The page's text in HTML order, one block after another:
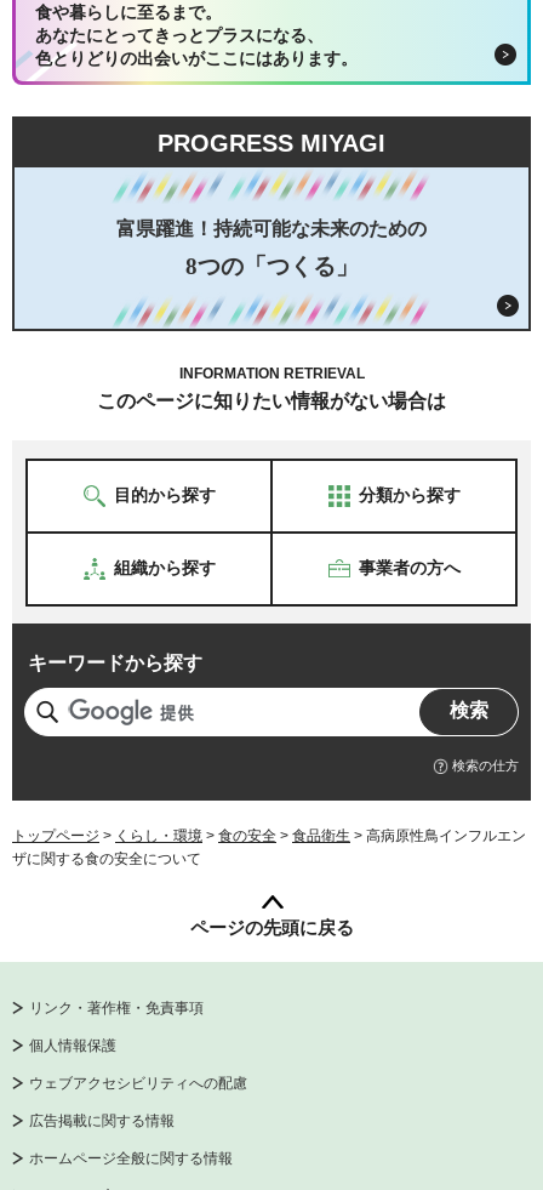
食や暮らしに至るまで。
あなたにとってきっとプラスになる、
色とりどりの出会いがここにはあります。
PROGRESS MIYAGI
富県躍進！持続可能な未来のための
8つの「つくる」
INFORMATION RETRIEVAL
このページに知りたい情報がない場合は
目的から探す 分類から探す
組織から探す 事業者の方へ
キーワードから探す
検索の仕方
トップページ > くらし・環境 > 食の安全 > 食品衛生 > 高病原性鳥インフルエン
ザに関する食の安全について
ページの先頭に戻る
リンク・著作権・免責事項
個人情報保護
ウェブアクセシビリティへの配慮
広告掲載に関する情報
ホームページ全般に関する情報